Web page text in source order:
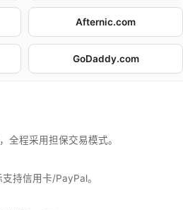
Afternic.com
GoDaddy.com
全程采用担保交易模式。
持信用卡/PayPal。